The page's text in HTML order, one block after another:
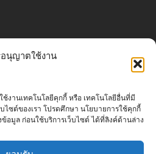
นุญาตใช้งาน
ช้งานเทคโนโลยีคุกกี้ หรือ เทคโนโลยีอื่นที่มี
ไซต์ของเรา โปรดศึกษา นโยบายการใช้คุกกี้
อมูล ก่อนใช้บริการเว็บไซต์ ได้ที่ลิงค์ด้านล่าง